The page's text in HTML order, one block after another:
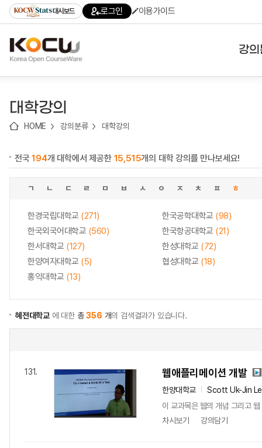
기
기
기
content)
가
대시보드 로그인 이용가이드
강
대학강의
HOME 강의분류 대학강의
전국194개 대학에서 제공한 15,515개의 대학 강의를 만나보세요!
ㄱ ㄴ ㄷ ㄹ ㅁ ㅂ ㅅ ㅇ ㅈ ㅊ ㅍ ㅎ
한경국립대학교 (271) 한국공학대학교 (98)
한국외국어대학교 (560) 한국항공대학교 (21)
한서대학교 (127) 한성대학교 (72)
한양여자대학교 (5) 협성대학교 (18)
홍익대학교 (13)
혜전대학교 에 대한 총356 개의 검색결과가 있습니다.
131. 웹애플리메이션 개발
한양대학교
Scott Uk-Jin
이 교과목은 웹의 개념 그리고
차시보기
강의담기